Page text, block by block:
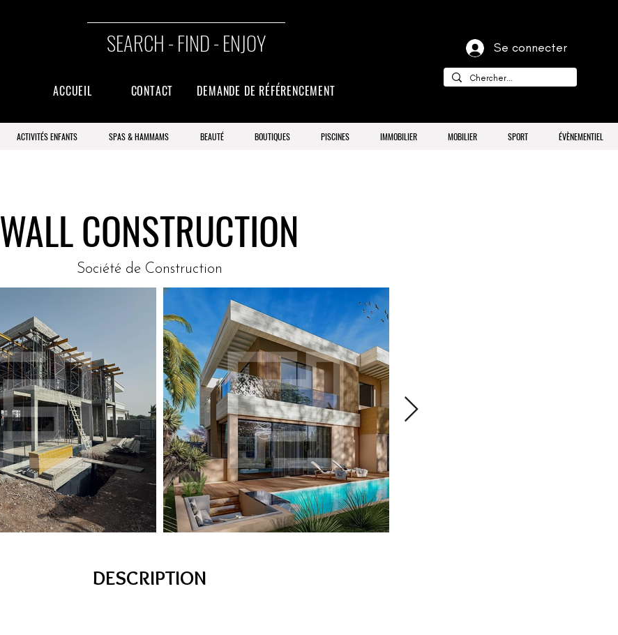
SEARCH - FIND - ENJOY
ACCUEIL CONTACT DEMANDE DE RÉFÉRENCEMENT
Se connecter
ACTIVITÉS ENFANTS SPAS & HAMMAMS BEAUTÉ BOUTIQUES PISCINES IMMOBILIER MOBILIER SPORT ÉVÈNEMENTIEL
WALL CONSTRUCTION
Société de Construction
DESCRIPTION